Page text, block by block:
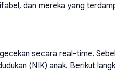
dan mereka yang
secara real-time.
(NIK) anak. Berikut